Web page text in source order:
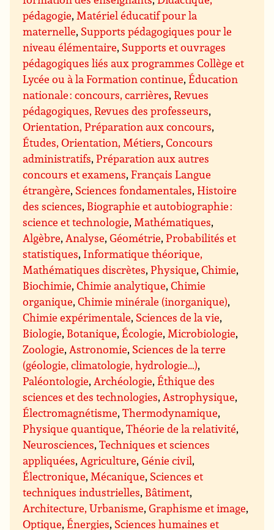
pédagogie, Matériel éducatif pour la
maternelle, Supports pédagogiques pour le
niveau élémentaire, Supports et ouvrages
pédagogiques liés aux programmes Collège et
Lycée ou à la Formation continue,Éducation
nationale : concours, carrières,Revues
pédagogiques, Revues des professeurs,
Orientation, Préparation aux concours,
Études, Orientation, Métiers,Concours
administratifs,Préparation aux autres
concours et examens,Français Langue
étrangère, Sciences fondamentales,Histoire
des sciences, Biographie et autobiographie :
science et technologie, Mathématiques,
Algèbre, Analyse,Géométrie,Probabilités et
statistiques, Informatique théorique,
Mathématiques discrètes,Physique,Chimie,
Biochimie,Chimie analytique,Chimie
organique,Chimie minérale (inorganique),
Chimie expérimentale, Sciences de la vie,
Biologie, Botanique,Écologie, Microbiologie,
Zoologie, Astronomie, Sciences de la terre
(géologie, climatologie, hydrologie…),
Paléontologie, Archéologie,Éthique des
sciences et des technologies, Astrophysique,
Électromagnétisme,Thermodynamique,
Physique quantique,Théorie de la relativité,
Neurosciences,Techniques et sciences
appliquées, Agriculture,Génie civil,
Électronique, Mécanique, Sciences et
techniques industrielles, Bâtiment,
Architecture, Urbanisme,Graphisme et image,
Optique,Énergies, Sciences humaines et